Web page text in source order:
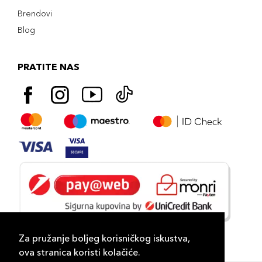
Za pružanje boljeg korisničkog iskustva,
ova stranica koristi kolačiće.
Brendovi
Blog
PRATITE NAS